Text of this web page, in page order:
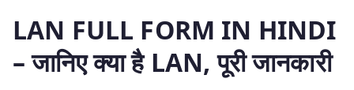
LAN FULL FORM IN HINDI
– जानिए क्या है LAN, पूरी जानकारी